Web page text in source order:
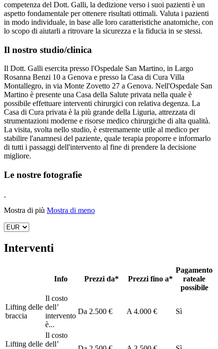
competenza del Dott. Galli, la dedizione verso i suoi pazienti è un
aspetto fondamentale per ottenere risultati ottimali. Valuta i pazienti
in modo individuale, in base alle loro caratteristiche anatomiche, con
lo scopo di aiutarli a ritrovare la sicurezza e la fiducia in se stessi.
Il nostro studio/clinica
Il Dott. Galli esercita presso l'Ospedale San Martino, in Largo
Rosanna Benzi 10 a Genova e presso la Casa di Cura Villa
Montallegro, in via Monte Zovetto 27 a Genova. Nell'Ospedale San
Martino è presente una Casa della Salute privata nella quale è
possibile effettuare interventi chirurgici con relativa degenza. La
Casa di Cura privata è la più grande della Liguria, attrezzata di
strumentazioni moderne e risorse medico chirurgiche di alta qualità.
La visita, svolta nello studio, è estremamente utile al medico per
stabilire l'anamnesi del paziente, quale terapia proporre e informarlo
di tutti i passaggi dell'intervento al fine di prendere la decisione
migliore.
Le nostre fotografie
Mostra di più Mostra di meno
Interventi
Info Prezzi da* Prezzi fino a*
Pagamento
rateale
possibile
Lifting delle
braccia
Il costo
dell’
intervento
è...
Da 2.500 € A 4.000 € Sì
Lifting delle
Il costo
dell’